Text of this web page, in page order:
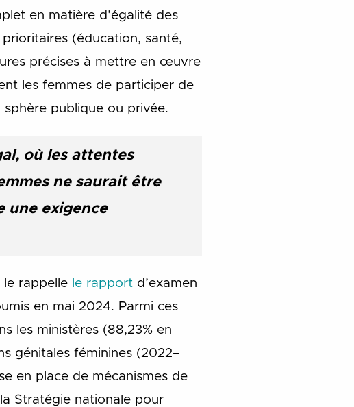
en matière d’égalité des
prioritaires (éducation, santé,
précises à mettre en œuvre
les femmes de participer de
publique ou privée.
où les attentes
ne saurait être
une exigence
le rappelle le rapport d’examen
en mai 2024. Parmi ces
les ministères (88,23% en
génitales féminines (2022–
en place de mécanismes de
Stratégie nationale pour